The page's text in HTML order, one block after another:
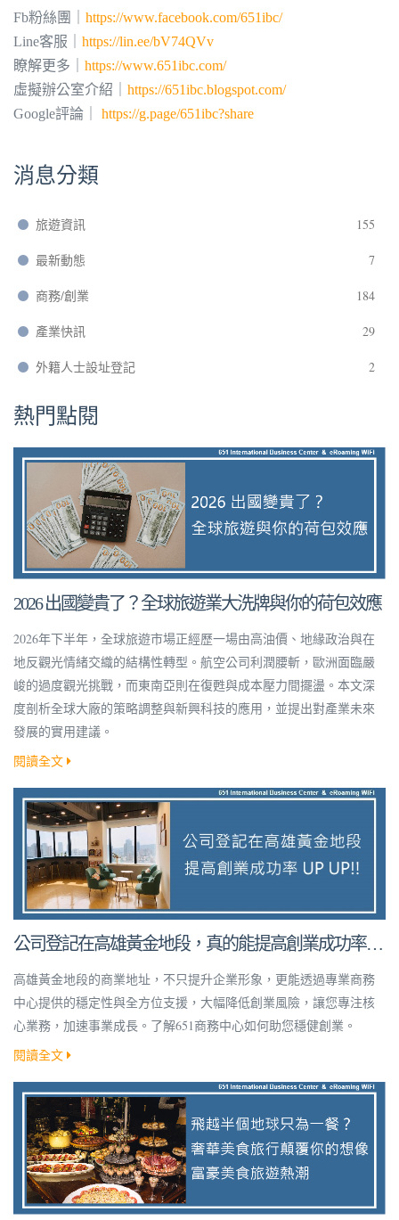
Fb粉絲團｜ https://www.facebook.com/651ibc/
Line客服｜ https://lin.ee/bV74QVv
瞭解更多｜ https://www.651ibc.com/
虛擬辦公室介紹｜ https://651ibc.blogspot.com/
Google評論｜ https://g.page/651ibc?share
消息分類
旅遊資訊 155
最新動態 7
商務/創業 184
產業快訊 29
外籍人士設址登記 2
熱門點閱
2026 出國變貴了？全球旅遊業大洗牌與你的荷包效應
2026年下半年，全球旅遊市場正經歷一場由高油價、地緣政治與在
地反觀光情緒交織的結構性轉型。航空公司利潤腰斬，歐洲面臨嚴
峻的過度觀光挑戰，而東南亞則在復甦與成本壓力間擺盪。本文深
度剖析全球大廠的策略調整與新興科技的應用，並提出對產業未來
發展的實用建議。
閱讀全文
公司登記在高雄黃金地段，真的能提高創業成功率
嗎？
高雄黃金地段的商業地址，不只提升企業形象，更能透過專業商務
中心提供的穩定性與全方位支援，大幅降低創業風險，讓您專注核
心業務，加速事業成長。了解651商務中心如何助您穩健創業。
閱讀全文